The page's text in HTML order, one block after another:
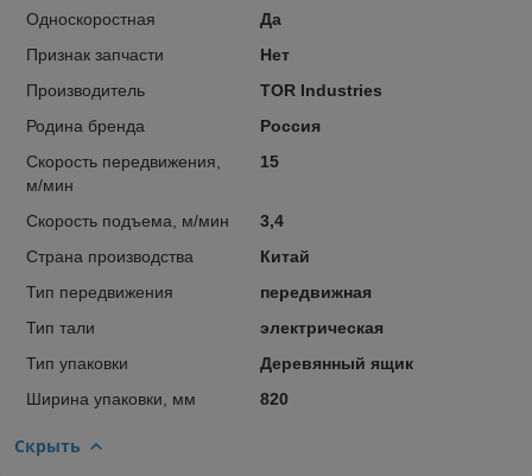
Односкоростная
Да
Признак запчасти
Нет
Производитель
TOR Industries
Родина бренда
Россия
Скорость передвижения,
м/мин
15
Скорость подъема, м/мин
3,4
Страна производства
Китай
Тип передвижения
передвижная
Тип тали
электрическая
Тип упаковки
Деревянный ящик
Ширина упаковки, мм
820
Скрыть